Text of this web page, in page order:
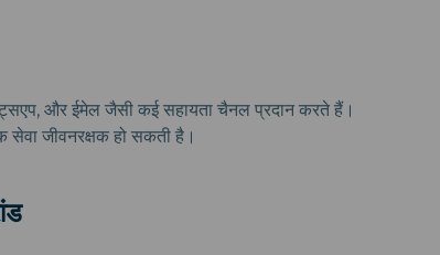
और ईमेल जैसी कई सहायता चैनल प्रदान करते हैं।
सेवा जीवनरक्षक हो सकती है।